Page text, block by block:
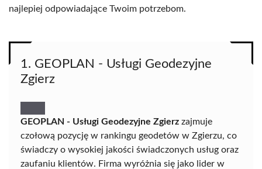
najlepiej odpowiadające Twoim potrzebom.
1. GEOPLAN - Usługi Geodezyjne
Zgierz
GEOPLAN - Usługi Geodezyjne Zgierz zajmuje
czołową pozycję w rankingu geodetów w Zgierzu, co
świadczy o wysokiej jakości świadczonych usług oraz
zaufaniu klientów. Firma wyróżnia się jako lider w